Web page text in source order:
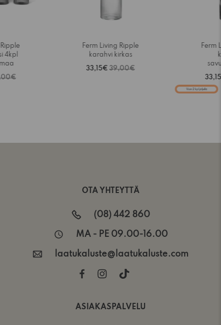
4kpl
Ferm Living Ripple
karahvi kirkas
33,15€ 39,00€
Ferm
Vain 2 kpl jäljellä
OTA YHTEYTTÄ
(08) 442 860
MA - PE 09.00-16.00
laatukaluste@laatukaluste.com
ASIAKASPALVELU